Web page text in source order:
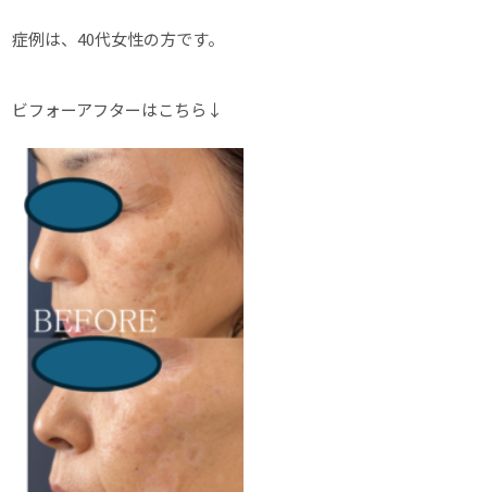
症例は、40代女性の方です。
ビフォーアフターはこちら↓